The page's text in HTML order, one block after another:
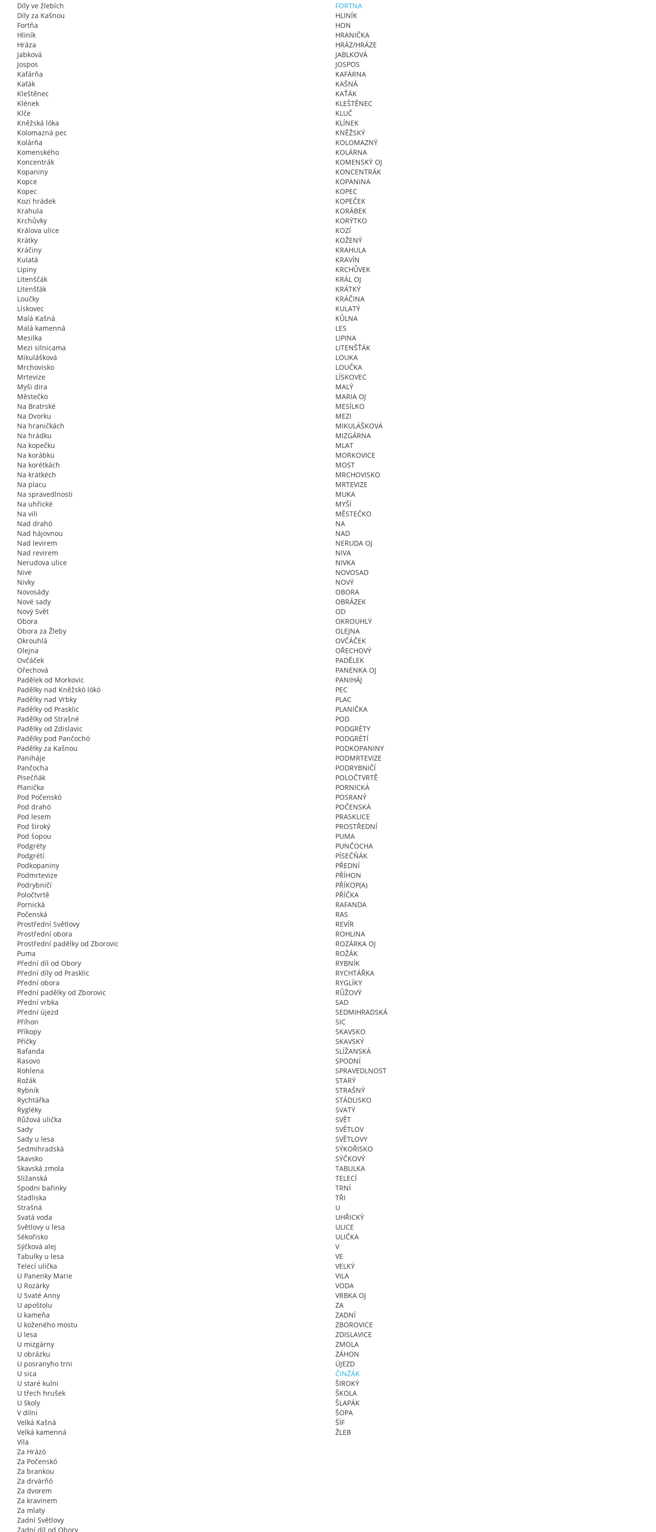
Díly ve žlebích
Díly za Kašnou
Fortňa
Hliník
Hráza
Jabková
Jospos
Kafárňa
Kaťák
Kleštěnec
Klének
Klče
Kněžská lóka
Kolomazná pec
Kolárňa
Komenského
Koncentrák
Kopaniny
Kopce
Kopec
Kozí hrádek
Krahula
Krchůvky
Králova ulice
Krátky
Kráčiny
Kulatá
Lipiny
Litenščák
Litenšťák
Loučky
Lískovec
Malá Kašná
Malá kamenná
Mesilka
Mezi silnicama
Mikulášková
Mrchovisko
Mrtevize
Myši dira
Městečko
Na Bratrské
Na Dvorku
Na hraničkách
Na hrádku
Na kopečku
Na korábku
Na korétkách
Na krátkéch
Na placu
Na spravedlnosti
Na uhřické
Na vili
Nad drahó
Nad hájovnou
Nad levirem
Nad revirem
Nerudova ulice
Nive
Nivky
Novosády
Nové sady
Nový Svět
Obora
Obora za Žleby
Okrouhlá
Olejna
Ovčáček
Ořechová
Padělek od Morkovic
Padělky nad Kněžskó lókó
Padělky nad Vrbky
Padělky od Prasklic
Padělky od Strašné
Padělky od Zdislavic
Padělky pod Pančochó
Padělky za Kašnou
Paniháje
Pančocha
Pisečňák
Planička
Pod Počenskó
Pod drahó
Pod lesem
Pod široký
Pod šopou
Podgréty
Podgrétí
Podkopaniny
Podmrtevize
Podrybničí
Poločtvrtě
Pornická
Počenská
Prostřední Světlovy
Prostřední obora
Prostřední padělky od Zborovic
Puma
Přední díl od Obory
Přední díly od Prasklic
Přední obora
Přední padělky od Zborovic
Přední vrbka
Přední újezd
Příhon
Příkopy
Příčky
Rafanda
Rasovo
Rohlena
Rožák
Rybník
Rychtářka
Rygléky
Růžová ulička
Sady
Sady u lesa
Sedmihradská
Skavsko
Skavská zmola
Sližanská
Spodni bařinky
Stadliska
Strašná
Svatá voda
Světlovy u lesa
Sékořisko
Sýčková alej
Tabulky u lesa
Telecí ulička
U Panenky Marie
U Rozárky
U Svaté Anny
U apoštolu
U kameňa
U koženého mostu
U lesa
U mizgárny
U obrázku
U posranyho trni
U sica
U staré kulni
U třech hrušek
U školy
V dilni
Velká Kašná
Velká kamenná
Vila
Za Hrázó
Za Počenskó
Za brankou
Za drvárňó
Za dvorem
Za kravinem
Za mlaty
Zadní Světlovy
Zadní díl od Obory
FORTNA
HLINÍK
HON
HRANIČKA
HRÁZ/HRÁZE
JABLKOVÁ
JOSPOS
KAFÁRNA
KAŠNÁ
KAŤÁK
KLEŠTĚNEC
KLUČ
KLÍNEK
KNĚŽSKÝ
KOLOMAZNÝ
KOLÁRNA
KOMENSKÝ OJ
KONCENTRÁK
KOPANINA
KOPEC
KOPEČEK
KORÁBEK
KORÝTKO
KOZÍ
KOŽENÝ
KRAHULA
KRAVÍN
KRCHŮVEK
KRÁL OJ
KRÁTKÝ
KRÁČINA
KULATÝ
KŮLNA
LES
LIPINA
LITENŠŤÁK
LOUKA
LOUČKA
LÍSKOVEC
MALÝ
MARIA OJ
MESÍLKO
MEZI
MIKULÁŠKOVÁ
MIZGÁRNA
MLAT
MORKOVICE
MOST
MRCHOVISKO
MRTEVIZE
MUKA
MYŠÍ
MĚSTEČKO
NA
NAD
NERUDA OJ
NIVA
NIVKA
NOVOSAD
NOVÝ
OBORA
OBRÁZEK
OD
OKROUHLÝ
OLEJNA
OVČÁČEK
OŘECHOVÝ
PADĚLEK
PANENKA OJ
PANIHÁJ
PEC
PLAC
PLANIČKA
POD
PODGRÉTY
PODGRÉTÍ
PODKOPANINY
PODMRTEVIZE
PODRYBNIČÍ
POLOČTVRTĚ
PORNICKÁ
POSRANÝ
POČENSKÁ
PRASKLICE
PROSTŘEDNÍ
PUMA
PUNČOCHA
PÍSEČŇÁK
PŘEDNÍ
PŘÍHON
PŘÍKOP(A)
PŘÍČKA
RAFANDA
RAS
REVÍR
ROHLINA
ROZÁRKA OJ
ROŽÁK
RYBNÍK
RYCHTÁŘKA
RYGLÍKY
RŮŽOVÝ
SAD
SEDMIHRADSKÁ
SIC
SKAVSKO
SKAVSKÝ
SLÍŽANSKÁ
SPODNÍ
SPRAVEDLNOST
STARÝ
STRAŠNÝ
STÁDLISKO
SVATÝ
SVĚT
SVĚTLOV
SVĚTLOVY
SÝKOŘISKO
SÝČKOVÝ
TABULKA
TELECÍ
TRNÍ
TŘI
U
UHŘICKÝ
ULICE
ULIČKA
V
VE
VELKÝ
VILA
VODA
VRBKA OJ
ZA
ZADNÍ
ZBOROVICE
ZDISLAVICE
ZMOLA
ZÁHON
ÚJEZD
ČINŽÁK
ŠIROKÝ
ŠKOLA
ŠLAPÁK
ŠOPA
ŠÍF
ŽLEB